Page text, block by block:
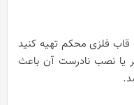
فلزی محکم تهیه کنید
یا نصب نادرست آن باعث